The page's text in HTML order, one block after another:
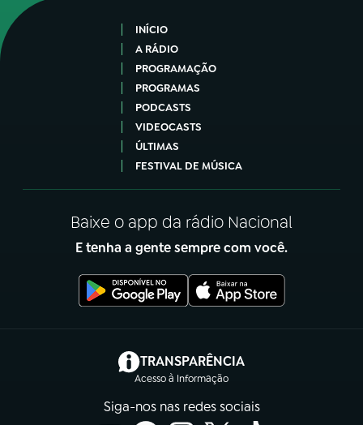
INÍCIO
A RÁDIO
PROGRAMAÇÃO
PROGRAMAS
PODCASTS
VIDEOCASTS
ÚLTIMAS
FESTIVAL DE MÚSICA
Baixe o app da rádio Nacional
E tenha a gente sempre com você.
TRANSPARÊNCIA
Acesso à Informação
(abre em nova aba)
Siga-nos nas redes sociais